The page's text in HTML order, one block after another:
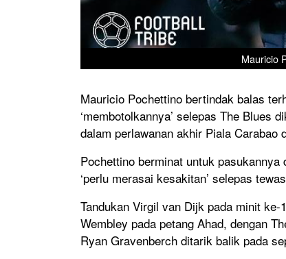
Mauricio
Mauricio Pochettino bertindak balas
‘membotolkannya’ selepas The Blues
dalam perlawanan akhir Piala Carabao
Pochettino berminat untuk
‘perlu merasai kesakitan’ selepas
Tandukan Virgil van Dijk pada minit
Wembley pada petang Ahad, dengan
Ryan Gravenberch ditarik balik pada